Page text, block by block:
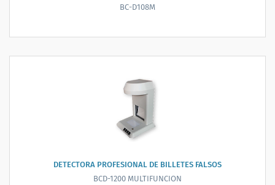
BC-D108M
DETECTORA PROFESIONAL DE BILLETES FALSOS
BCD-1200 MULTIFUNCION